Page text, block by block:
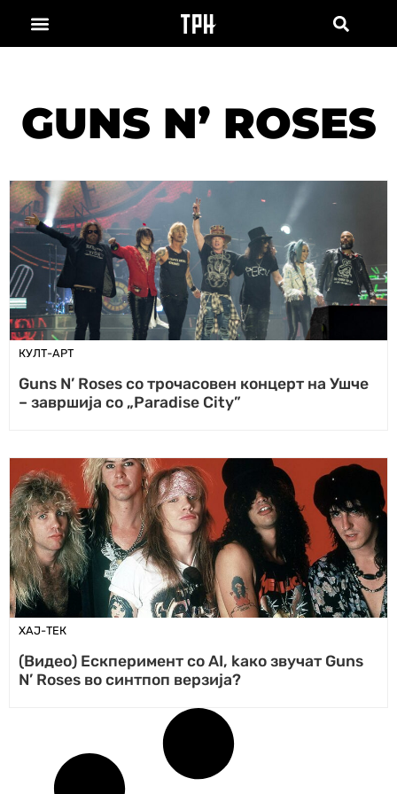
GUNS N’ ROSES
КУЛТ-АРТ
Guns N’ Roses со трочасовен концерт на Ушче
– завршија со „Paradise City”
ХАЈ-ТЕК
(Видео) Ескперимент со AI, kако звучат Guns
N’ Roses во синтпоп верзија?